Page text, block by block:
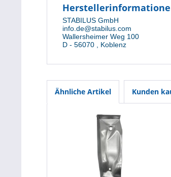
STABILUS GmbH
info.de@stabilus.com
Wallersheimer Weg 100
D - 56070 Koblenz
Ähnliche Artikel Kunden